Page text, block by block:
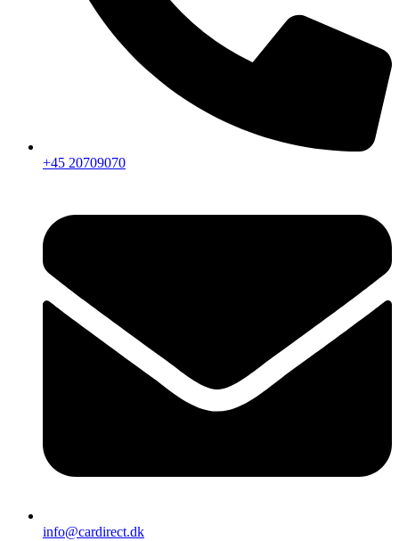
+45 20709070
info@cardirect.dk